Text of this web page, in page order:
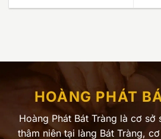
HOÀNG PHÁT
Hoàng Phát Bát Tràng là cơ sở
thâm niên tại làng Bát Tràng,